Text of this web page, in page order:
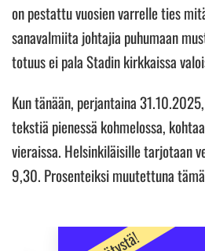
on pestattu vuosien varrelle ties
sanavalmiita johtajia puhumaan
totuus ei pala Stadin kirkkaissa
Kun tänään, perjantaina 31.10.2025,
tekstiä pienessä kohmelossa,
vieraissa. Helsinkiläisille tarjotaan
9,30. Prosenteiksi muutettuna